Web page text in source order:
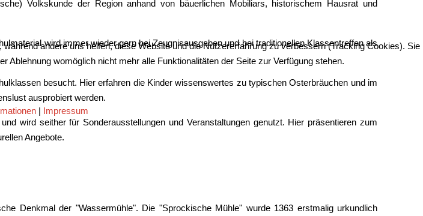
Volkskunde der Region anhand von bäuerlichen Mobiliars, historischem Hausrat und
wird immer wieder gern bei Zeugnisausgaben und bei traditionellen Klassentreffen als
besucht. Hier erfahren die Kinder wissenswertes zu typischen Osterbräuchen und im
ausprobiert werden.
wird seither für Sonderausstellungen und Veranstaltungen genutzt. Hier präsentieren zum
Angebote.
Denkmal der "Wassermühle". Die "Sprockische Mühle" wurde 1363 erstmalig urkundlich
andere uns helfen, diese Website und die Nutzererfahrung zu verbessern (Tracking Cookies). Sie
womöglich nicht mehr alle Funktionalitäten der Seite zur Verfügung stehen.
| Impressum